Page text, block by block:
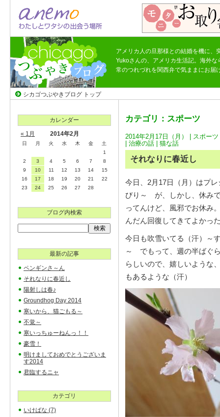
アメリカ人の旦那様との結婚を機に、
Yukoさんの、アメリカ生活記。海外
常のつれづれを関西弁で気ままにお届
シカゴつぶやきブログ トップ
カテゴリ：スポーツ
2014年2月17日（月） | スポーツ
治療の話 猫な話
それなりに春近し
今日、2月17日（月）はプ
びり～ が、しかし、休み
ってんけど、風邪でお休み
んだん回復してきてよかっ
今日も吹雪いてる（汗）～
～ でもって、週の半ばぐ
らしいので、嬉しいような
もあるような（汗）
カレンダー
« 1月
2014年2月
日 月 火 水 木 金
土
1
2
3 4 5 6 7
8
9
10 11 12 13 14
15
16
17 18 19 20 21
22
23
24 25 26 27 28
ブログ内検索
最新の記事
ペンギンさ～ん
それなりに春近し
陽射しは春♪
Groundhog Day 2014
寒いから、猫ごもる～
不覚～
寒いっちゅーねんっ！！
豪雪！
明けましておめでとうございま
す2014
君臨するニャ
カテゴリ
いけばな (7)